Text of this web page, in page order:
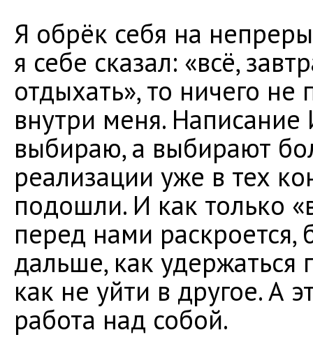
Я обрёк себя на
я себе сказал: «всё,
отдыхать», то ничего не
внутри меня.
выбираю, а выбирают
реализации уже в тех
подошли. И как только
перед нами раскроется,
дальше, как удержаться
как не уйти в другое. А
работа над собой.